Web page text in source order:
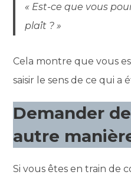
« Est-ce que vous
plaît ? »
Cela montre que vous
saisir le sens de ce qui a
Demander
autre
Si vous êtes en train de